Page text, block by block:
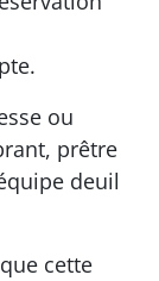
ou
prêtre
deuil
cette